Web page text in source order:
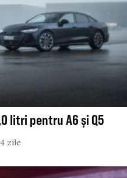
litri pentru A6 și Q5
zile